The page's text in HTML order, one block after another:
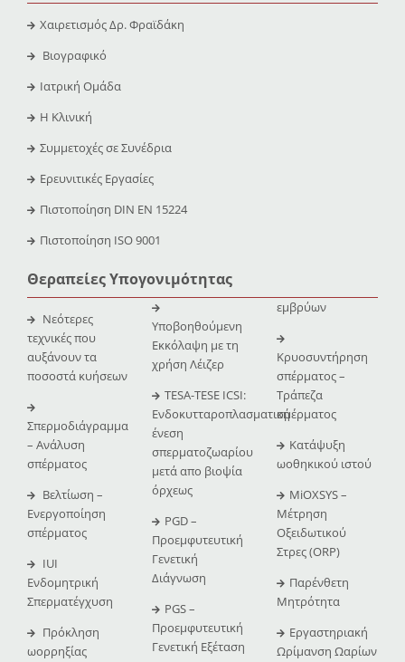
Χαιρετισμός Δρ. Φραϊδάκη
Βιογραφικό
Ιατρική Ομάδα
Η Κλινική
Συμμετοχές σε Συνέδρια
Ερευνιτικές Εργασίες
Πιστοποίηση DIN EN 15224
Πιστοποίηση ISO 9001
Θεραπείες Υπογονιμότητας
Νεότερες
τεχνικές που
αυξάνουν τα
ποσοστά κυήσεων
Σπερμοδιάγραμμα
– Ανάλυση
σπέρματος
Βελτίωση –
Ενεργοποίηση
σπέρματος
IUI
Ενδομητρική
Σπερματέγχυση
Πρόκληση
ωορρηξίας
Υποβοηθούμενη
Εκκόλαψη με τη
χρήση Λέιζερ
TESA-TESE ICSI:
Ενδοκυτταροπλασματική
ένεση
σπερματοζωαρίου
μετά απο βιοψία
όρχεως
PGD –
Προεμφυτευτική
Γενετική
Διάγνωση
PGS –
Προεμφυτευτική
Γενετική Εξέταση
εμβρύων
Κρυοσυντήρηση
σπέρματος –
Τράπεζα
σμέρματος
Κατάψυξη
ωοθηκικού ιστού
MiOXSYS –
Μέτρηση
Οξειδωτικού
Στρες (ORP)
Παρένθετη
Μητρότητα
Εργαστηριακή
Ωρίμανση Ωαρίων